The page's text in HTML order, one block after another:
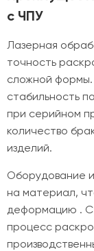
с ЧПУ
Лазерная
точность
сложной
стабильность
при серийном
количество
изделий.
Оборудование
на материал,
деформацию .
процесс